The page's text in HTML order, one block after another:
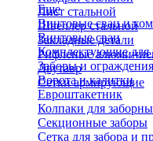
Лист стальной
Швеллер стальной
Закладные детали
Рифленые
Двутавр
Сетки армирующие
Еще
Винтовые сваи и
Винтовые сваи
Комплектующие для
Заборы и ограждения
Ворота и калитки
Евроштакетник
Колпаки для
Секционные заборы
Сетка для забора и